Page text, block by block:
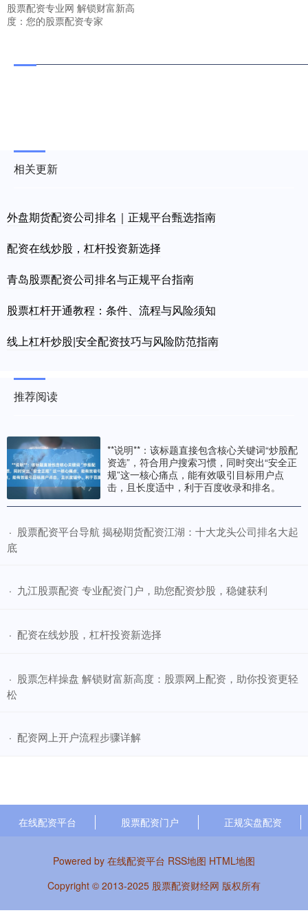
股票配资专业网 解锁财富新高
度：您的股票配资专家
相关更新
外盘期货配资公司排名｜正规平台甄选指南
配资在线炒股，杠杆投资新选择
青岛股票配资公司排名与正规平台指南
股票杠杆开通教程：条件、流程与风险须知
线上杠杆炒股|安全配资技巧与风险防范指南
推荐阅读
**说明**：该标题直接包含核心关键词“炒股配
资选”，符合用户搜索习惯，同时突出“安全正
规”这一核心痛点，能有效吸引目标用户点
击，且长度适中，利于百度收录和排名。
· ​股票配资平台导航 揭秘期货配资江湖：十大龙头公司排名大起
底
· ​九江股票配资 专业配资门户，助您配资炒股，稳健获利
· ​配资在线炒股，杠杆投资新选择
· ​股票怎样操盘 解锁财富新高度：股票网上配资，助你投资更轻
松
· ​配资网上开户流程步骤详解
在线配资平台 股票配资门户 正规实盘配资
Powered by 在线配资平台 RSS地图 HTML地图
Copyright © 2013-2025 股票配资财经网 版权所有